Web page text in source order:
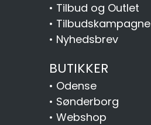
• Tilbud og Outlet
• Tilbudskampagne
• Nyhedsbrev
BUTIKKER
• Odense
• Sønderborg
• Webshop